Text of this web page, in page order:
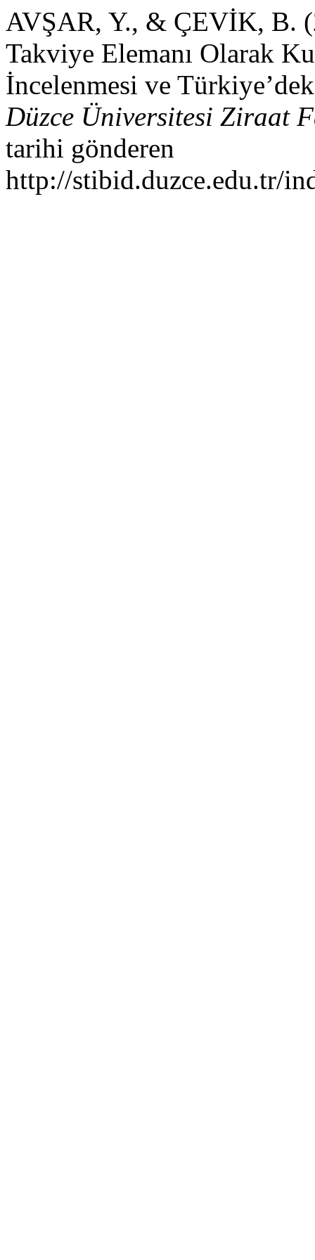
AVŞAR, Y., & ÇEVİK, B.
Takviye Elemanı Olarak
İncelenmesi ve
Düzce Üniversitesi Ziraat
tarihi gönderen
http://stibid.duzce.edu.tr/